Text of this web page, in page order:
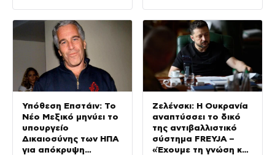
Υπόθεση Επστάιν: Το
Νέο Μεξικό μηνύει το
υπουργείο
Δικαιοσύνης των ΗΠΑ
για απόκρυψη
Ζελένσκι: Η Ουκρανία
αναπτύσσει το δικό
της αντιβαλλιστικό
σύστημα FREYJA –
«Έχουμε τη γνώση και